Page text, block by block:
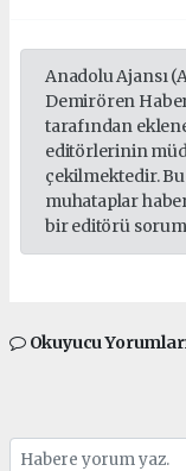
Anadolu Ajansı
Demirören
tarafından
editörlerinin
çekilmektedir.
muhataplar
bir editörü
Okuyucu